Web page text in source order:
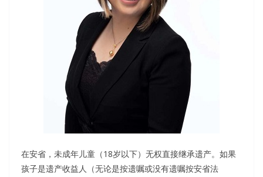
在安省，未成年儿童（18岁以下）无权直接继承遗产。如果
孩子是遗产收益人（无论是按遗嘱或没有遗嘱按安省法